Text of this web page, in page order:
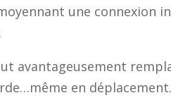
une connexion
avantageusement
en déplacement.